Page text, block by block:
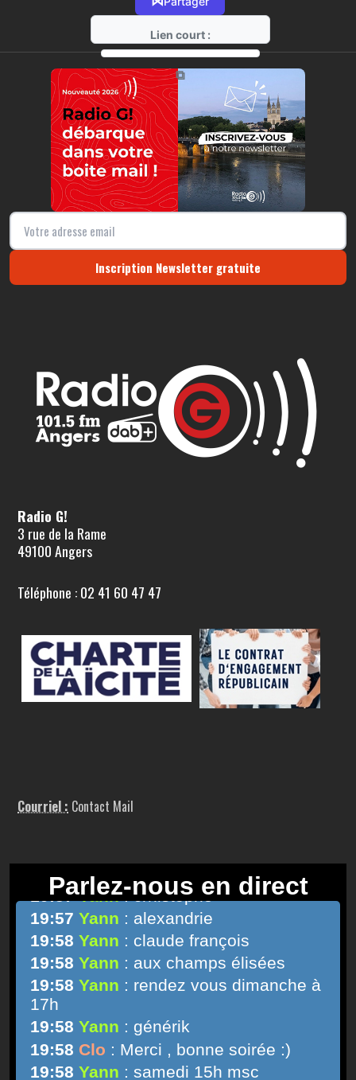
Lien court :
https://radio-g.fr?r173
⧉
Inscription Newsletter gratuite
Radio G!
3 rue de la Rame
49100 Angers
Téléphone : 02 41 60 47 47
Courriel : Contact Mail